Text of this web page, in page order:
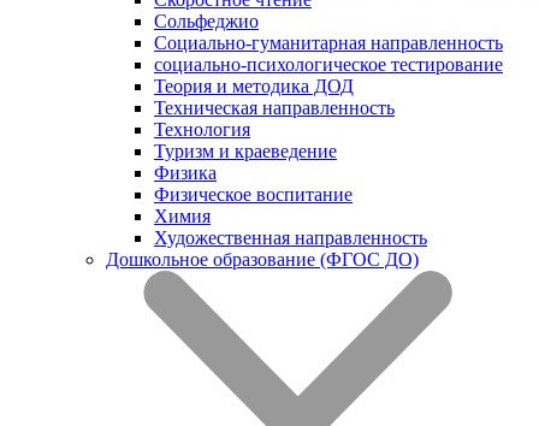
Сольфеджио
Социально-гуманитарная направленность
социально-психологическое тестирование
Теория и методика ДОД
Техническая направленность
Технология
Туризм и краеведение
Физика
Физическое воспитание
Химия
Художественная направленность
Дошкольное образование (ФГОС ДО)